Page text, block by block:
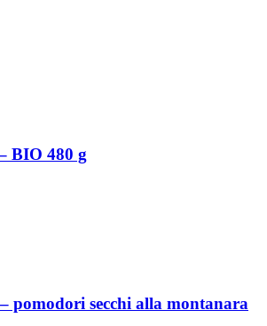
BIO 480 g
pomodori secchi alla montanara